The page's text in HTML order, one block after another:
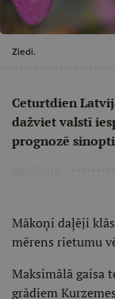
Ziedi.
Ceturtdien
dažviet valstī
prognozē
Mākoņi daļēji
mērens rietumu
Maksimālā gaisa
grādiem